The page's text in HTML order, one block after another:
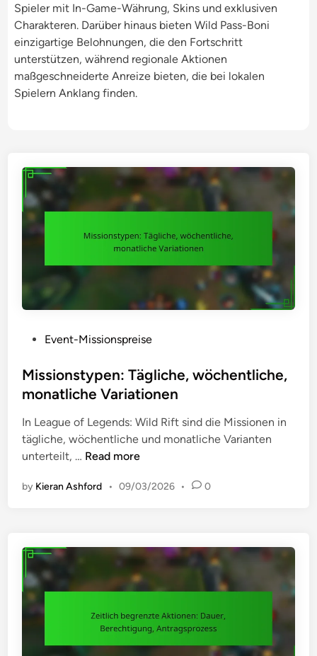
Spieler mit In-Game-Währung, Skins und exklusiven
Charakteren. Darüber hinaus bieten Wild Pass-Boni
einzigartige Belohnungen, die den Fortschritt
unterstützen, während regionale Aktionen
maßgeschneiderte Anreize bieten, die bei lokalen
Spielern Anklang finden.
s
t
d
i
n
Event-Missionspreise
Missionstypen: Tägliche, wöchentliche,
monatliche Variationen
In League of Legends: Wild Rift sind die Missionen in
tägliche, wöchentliche und monatliche Varianten
unterteilt, … M
s
t
e
Read more
by Kieran Ashford • 09/03/2026 • 0